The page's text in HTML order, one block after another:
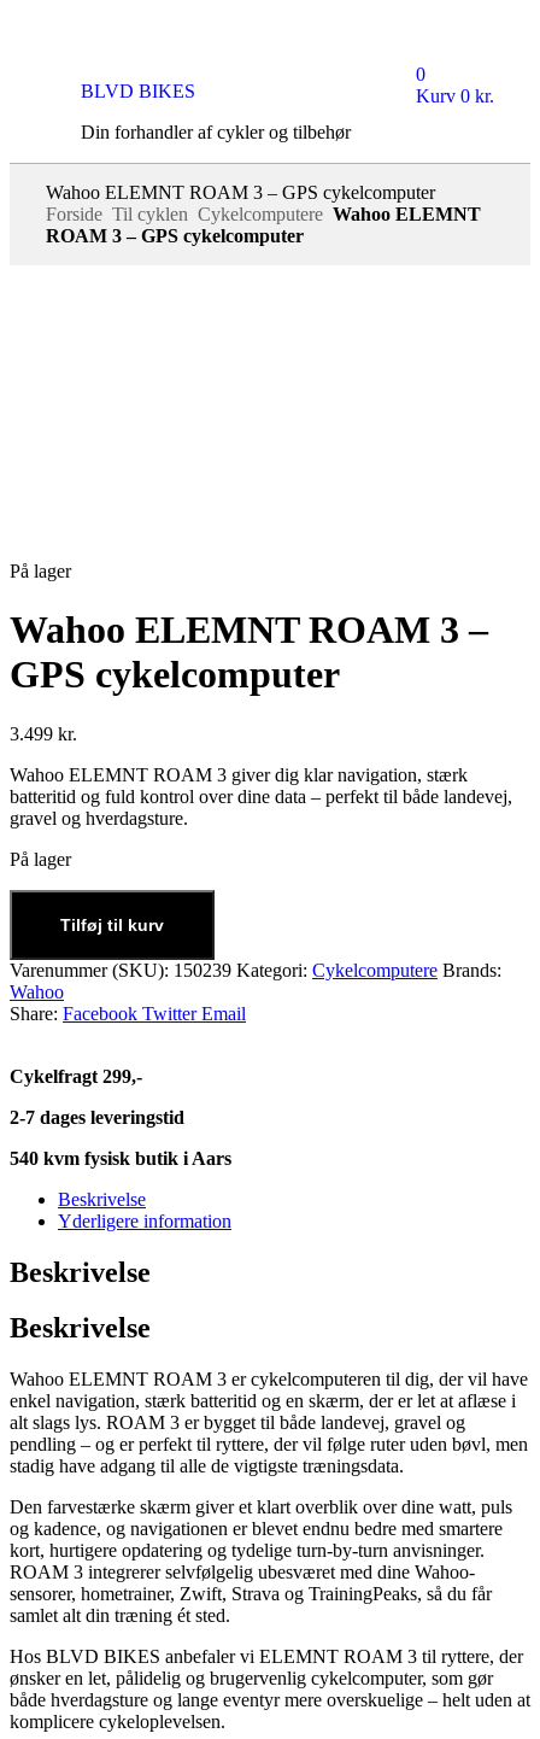
BLVD BIKES
Din forhandler af cykler og tilbehør
0
Kurv 0 kr.
Wahoo ELEMNT ROAM 3 – GPS cykelcomputer
Forside Til cyklen Cykelcomputere Wahoo ELEMNT
ROAM 3 – GPS cykelcomputer
På lager
Wahoo ELEMNT ROAM 3 –
GPS cykelcomputer
3.499 kr.
Wahoo ELEMNT ROAM 3 giver dig klar navigation, stærk
batteritid og fuld kontrol over dine data – perfekt til både landevej,
gravel og hverdagsture.
På lager
Tilføj til kurv
Varenummer (SKU): 150239 Kategori: Cykelcomputere Brands:
Wahoo
Share: Facebook Twitter Email
Cykelfragt 299,-
2-7 dages leveringstid
540 kvm fysisk butik i Aars
Beskrivelse
Yderligere information
Beskrivelse
Beskrivelse
Wahoo ELEMNT ROAM 3 er cykelcomputeren til dig, der vil have
enkel navigation, stærk batteritid og en skærm, der er let at aflæse i
alt slags lys. ROAM 3 er bygget til både landevej, gravel og
pendling – og er perfekt til ryttere, der vil følge ruter uden bøvl, men
stadig have adgang til alle de vigtigste træningsdata.
Den farvestærke skærm giver et klart overblik over dine watt, puls
og kadence, og navigationen er blevet endnu bedre med smartere
kort, hurtigere opdatering og tydelige turn-by-turn anvisninger.
ROAM 3 integrerer selvfølgelig ubesværet med dine Wahoo-
sensorer, hometrainer, Zwift, Strava og TrainingPeaks, så du får
samlet alt din træning ét sted.
Hos BLVD BIKES anbefaler vi ELEMNT ROAM 3 til ryttere, der
ønsker en let, pålidelig og brugervenlig cykelcomputer, som gør
både hverdagsture og lange eventyr mere overskuelige – helt uden at
komplicere cykeloplevelsen.